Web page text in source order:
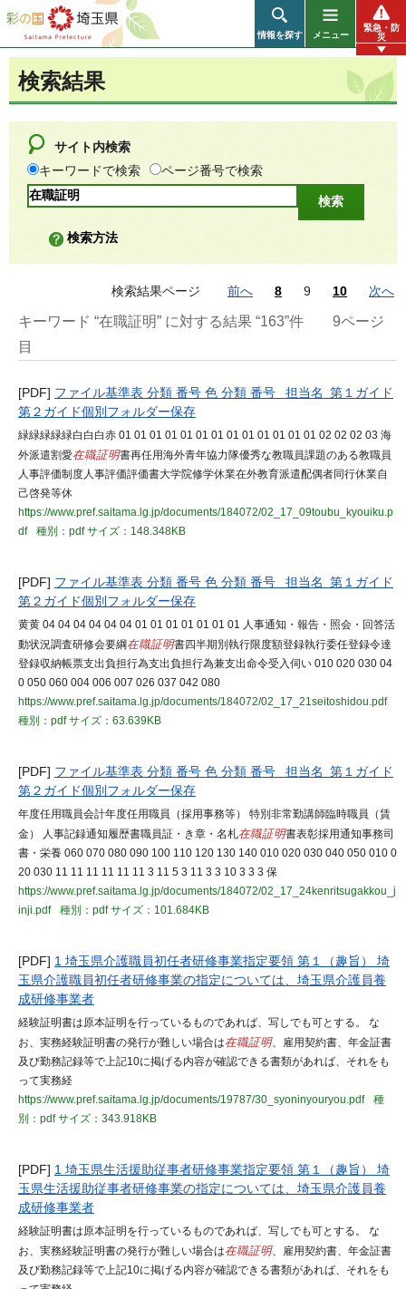
彩の国 埼玉県
情報を探す メニュー
緊急・防
災
検索結果
サイト内検索
キーワードで検索
ページ番号で検索
検索方法
検索結果ページ 前へ 8 9 10 次へ
キーワード “在職証明” に対する結果 “163”件
9ページ
目
[PDF] ファイル基準表 分類 番号 色 分類 番号 担当名 第１ガイド
第２ガイド個別フォルダー保存
緑緑緑緑緑白白白赤 01 01 01 01 01 01 01 01 01 01 01 01 01 02 02 02 03 海
外派遣割愛在職証明書再任用海外青年協力隊優秀な教職員課題のある教職員
人事評価制度人事評価評価書大学院修学休業在外教育派遣配偶者同行休業自
己啓発等休
https://www.pref.saitama.lg.jp/documents/184072/02_17_09toubu_kyouiku.p
df
種別：pdfサイズ：148.348KB
[PDF] ファイル基準表 分類 番号 色 分類 番号 担当名 第１ガイド
第２ガイド個別フォルダー保存
黄黄 04 04 04 04 04 04 01 01 01 01 01 01 01 人事通知・報告・照会・回答活
動状況調査研修会要綱在職証明書四半期別執行限度額登録執行委任登録令達
登録収納帳票支出負担行為支出負担行為兼支出命令受入伺い 010 020 030 04
0 050 060 004 006 007 026 037 042 080
https://www.pref.saitama.lg.jp/documents/184072/02_17_21seitoshidou.pdf
種別：pdfサイズ：63.639KB
[PDF] ファイル基準表 分類 番号 色 分類 番号 担当名 第１ガイド
第２ガイド個別フォルダー保存
年度任用職員会計年度任用職員（採用事務等） 特別非常勤講師臨時職員（賃
金） 人事記録通知履歴書職員証・き章・名札在職証明書表彰採用通知事務司
書・栄養 060 070 080 090 100 110 120 130 140 010 020 030 040 050 010 0
20 030 11 11 11 11 11 11 3 11 5 3 11 3 3 10 3 3 3 保
https://www.pref.saitama.lg.jp/documents/184072/02_17_24kenritsugakkou_j
inji.pdf
種別：pdfサイズ：101.684KB
[PDF] 1 埼玉県介護職員初任者研修事業指定要領 第１（趣旨） 埼
玉県介護職員初任者研修事業の指定については、埼玉県介護員養
成研修事業者
経験証明書は原本証明を行っているものであれば、写しでも可とする。 な
お、実務経験証明書の発行が難しい場合は在職証明、雇用契約書、年金証書
及び勤務記録等で上記10に掲げる内容が確認できる書類があれば、それをも
って実務経
https://www.pref.saitama.lg.jp/documents/19787/30_syoninyouryou.pdf
種
別：pdfサイズ：343.918KB
[PDF] 1 埼玉県生活援助従事者研修事業指定要領 第１（趣旨） 埼
玉県生活援助従事者研修事業の指定については、埼玉県介護員養
成研修事業者
経験証明書は原本証明を行っているものであれば、写しでも可とする。 な
お、実務経験証明書の発行が難しい場合は在職証明、雇用契約書、年金証書
及び勤務記録等で上記10に掲げる内容が確認できる書類があれば、それをも